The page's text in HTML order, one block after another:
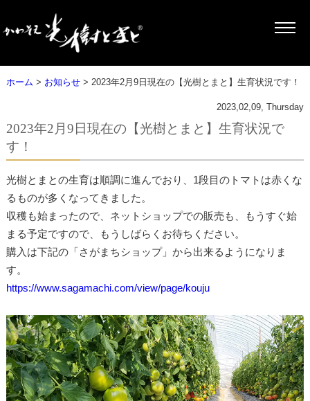
ホーム > お知らせ> 2023年2月9日現在の【光樹とまと】生育状況です！
2023,02,09, Thursday
2023年2月9日現在の【光樹とまと】生育状況で
す！
光樹とまとの生育は順調に進んでおり、1段目のトマトは赤くな
るものが多くなってきました。
収穫も始まったので、ネットショップでの販売も、もうすぐ始
まる予定ですので、もうしばらくお待ちください。
購入は下記の「さがまちショップ」から出来るようになりま
す。
https://www.sagamachi.com/view/page/kouju